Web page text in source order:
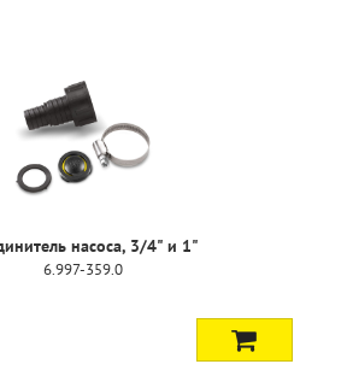
насоса, 3/4" и 1"
6.997-359.0